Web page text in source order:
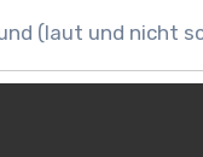
(laut und nicht